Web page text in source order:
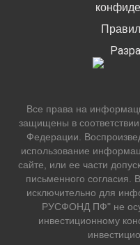
Все права на
защищены в
Федерации.
использование
сайте, или ее части
письменного
исключительно для
РУСФОНД ПФ" не
инвестиционному